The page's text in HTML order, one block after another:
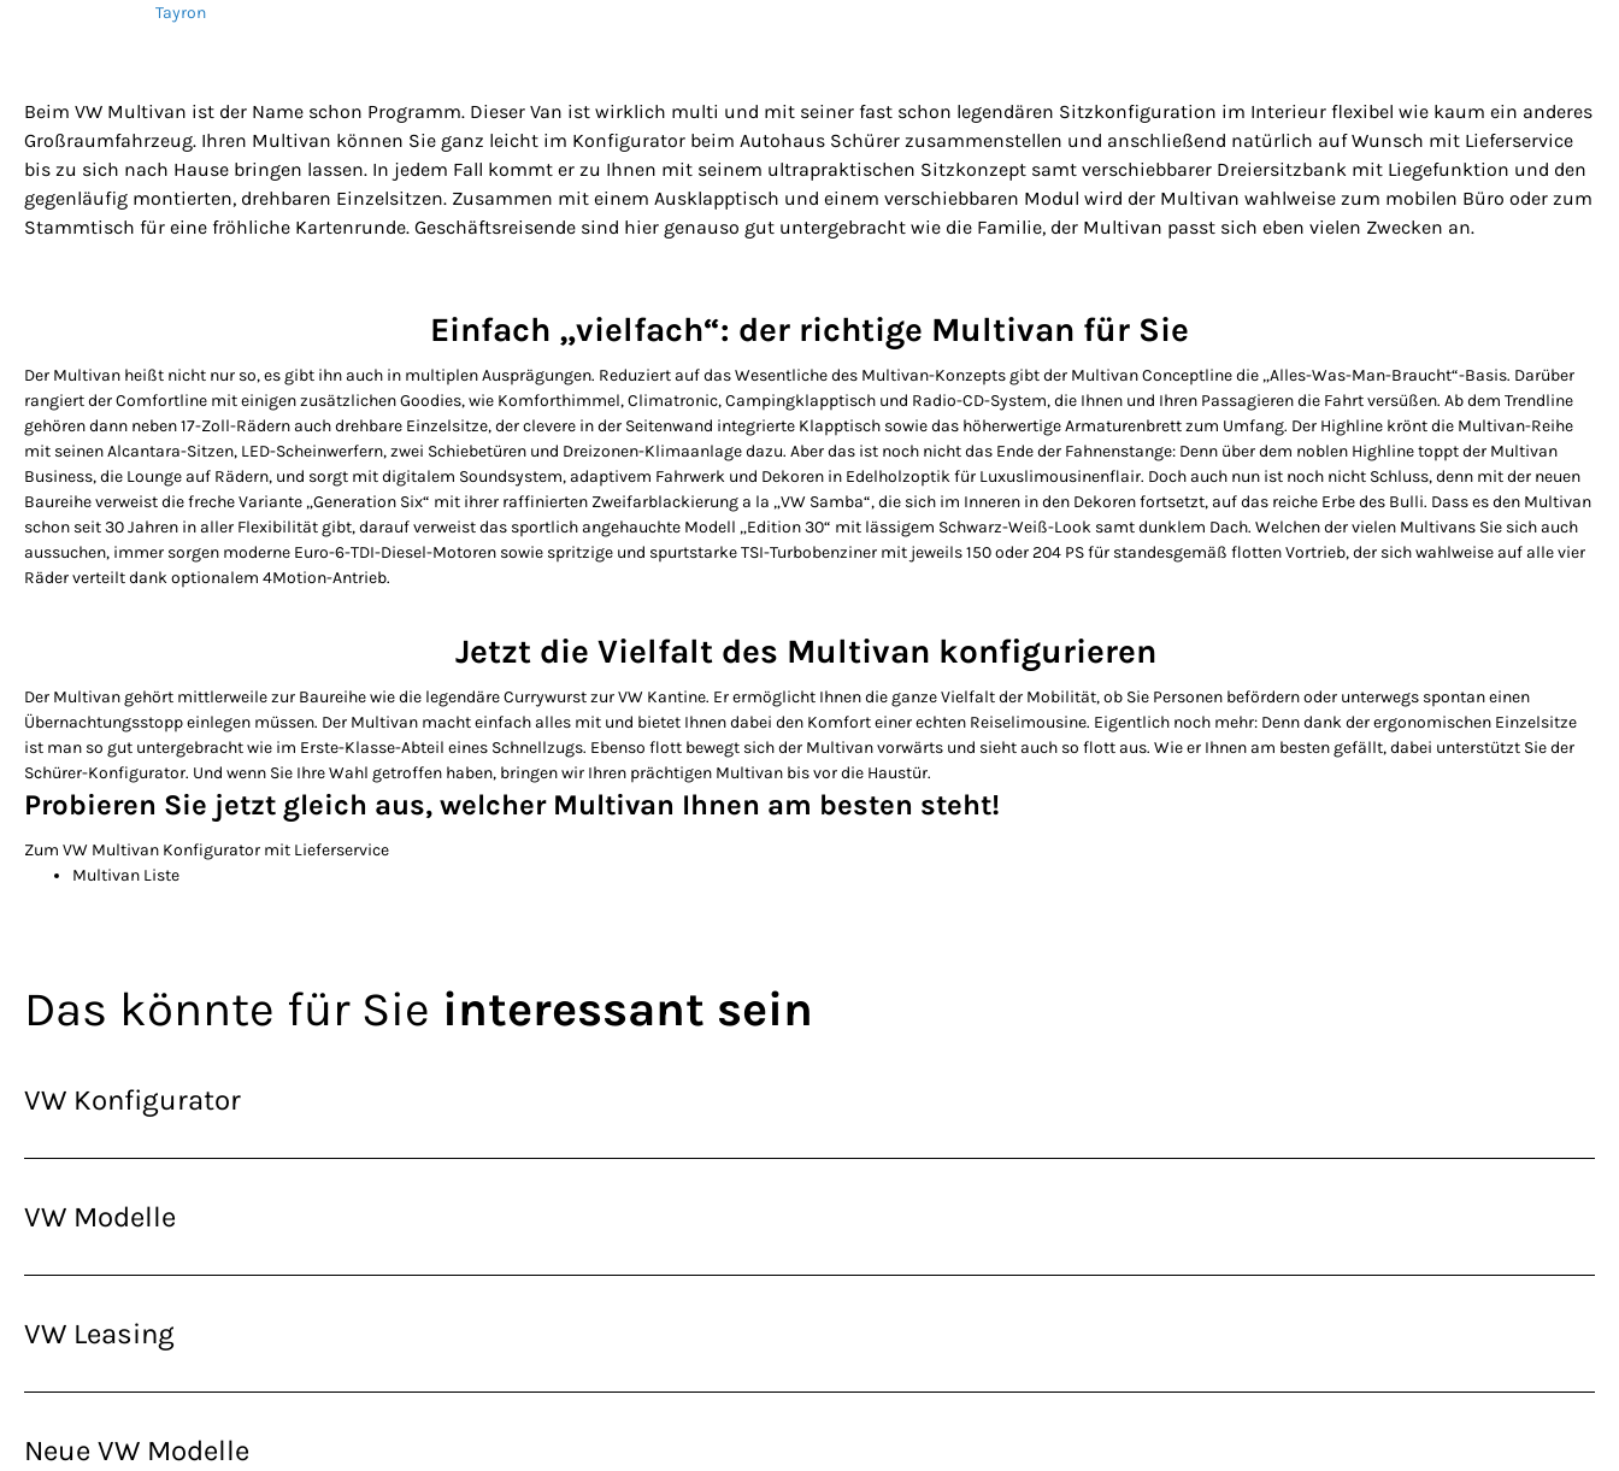
Tayron
Beim VW Multivan ist der Name schon Programm. Dieser Van ist wirklich multi und mit seiner fast schon legendären Sitzkonfiguration im Interieur flexibel wie kaum ein anderes
Großraumfahrzeug. Ihren Multivan können Sie ganz leicht im Konfigurator beim Autohaus Schürer zusammenstellen und anschließend natürlich auf Wunsch mit Lieferservice
bis zu sich nach Hause bringen lassen. In jedem Fall kommt er zu Ihnen mit seinem ultrapraktischen Sitzkonzept samt verschiebbarer Dreiersitzbank mit Liegefunktion und den
gegenläufig montierten, drehbaren Einzelsitzen. Zusammen mit einem Ausklapptisch und einem verschiebbaren Modul wird der Multivan wahlweise zum mobilen Büro oder zum
Stammtisch für eine fröhliche Kartenrunde. Geschäftsreisende sind hier genauso gut untergebracht wie die Familie, der Multivan passt sich eben vielen Zwecken an.
Einfach „vielfach“: der richtige Multivan für Sie
Der Multivan heißt nicht nur so, es gibt ihn auch in multiplen Ausprägungen. Reduziert auf das Wesentliche des Multivan-Konzepts gibt der Multivan Conceptline die „Alles-Was-Man-Braucht“-Basis. Darüber
rangiert der Comfortline mit einigen zusätzlichen Goodies, wie Komforthimmel, Climatronic, Campingklapptisch und Radio-CD-System, die Ihnen und Ihren Passagieren die Fahrt versüßen. Ab dem Trendline
gehören dann neben 17-Zoll-Rädern auch drehbare Einzelsitze, der clevere in der Seitenwand integrierte Klapptisch sowie das höherwertige Armaturenbrett zum Umfang. Der Highline krönt die Multivan-Reihe
mit seinen Alcantara-Sitzen, LED-Scheinwerfern, zwei Schiebetüren und Dreizonen-Klimaanlage dazu. Aber das ist noch nicht das Ende der Fahnenstange: Denn über dem noblen Highline toppt der Multivan
Business, die Lounge auf Rädern, und sorgt mit digitalem Soundsystem, adaptivem Fahrwerk und Dekoren in Edelholzoptik für Luxuslimousinenflair. Doch auch nun ist noch nicht Schluss, denn mit der neuen
Baureihe verweist die freche Variante „Generation Six“ mit ihrer raffinierten Zweifarblackierung a la „VW Samba“, die sich im Inneren in den Dekoren fortsetzt, auf das reiche Erbe des Bulli. Dass es den Multivan
schon seit 30 Jahren in aller Flexibilität gibt, darauf verweist das sportlich angehauchte Modell „Edition 30“ mit lässigem Schwarz-Weiß-Look samt dunklem Dach. Welchen der vielen Multivans Sie sich auch
aussuchen, immer sorgen moderne Euro-6-TDI-Diesel-Motoren sowie spritzige und spurtstarke TSI-Turbobenziner mit jeweils 150 oder 204 PS für standesgemäß flotten Vortrieb, der sich wahlweise auf alle vier
Räder verteilt dank optionalem 4Motion-Antrieb.
Jetzt die Vielfalt des Multivan konfigurieren
Der Multivan gehört mittlerweile zur Baureihe wie die legendäre Currywurst zur VW Kantine. Er ermöglicht Ihnen die ganze Vielfalt der Mobilität, ob Sie Personen befördern oder unterwegs spontan einen
Übernachtungsstopp einlegen müssen. Der Multivan macht einfach alles mit und bietet Ihnen dabei den Komfort einer echten Reiselimousine. Eigentlich noch mehr: Denn dank der ergonomischen Einzelsitze
ist man so gut untergebracht wie im Erste-Klasse-Abteil eines Schnellzugs. Ebenso flott bewegt sich der Multivan vorwärts und sieht auch so flott aus. Wie er Ihnen am besten gefällt, dabei unterstützt Sie der
Schürer-Konfigurator. Und wenn Sie Ihre Wahl getroffen haben, bringen wir Ihren prächtigen Multivan bis vor die Haustür.
Probieren Sie jetzt gleich aus, welcher Multivan Ihnen am besten steht!
Zum VW Multivan Konfigurator mit Lieferservice
Multivan Liste
Das könnte für Sie interessant sein
VW Konfigurator
VW Modelle
VW Leasing
Neue VW Modelle